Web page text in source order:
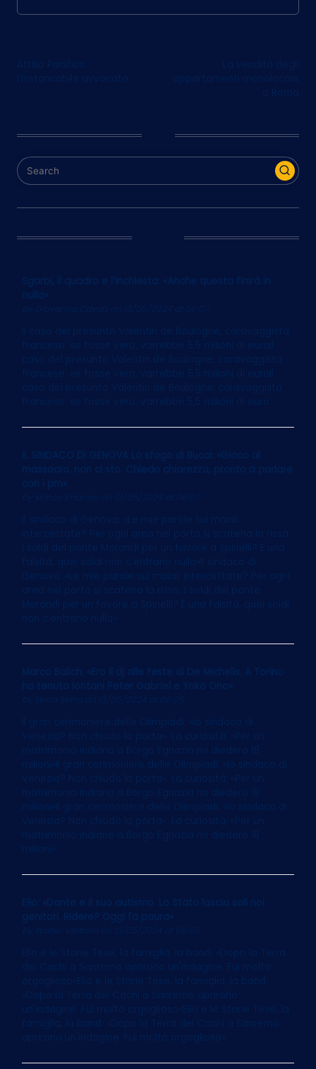
navigation
Attilio Pacifico:
l’instancabile avvocato
La vendita degli
appartamenti monolocale
a Roma
Cerca
Sgarbi, il quadro e l’inchiesta: «Anche questa finirà in
nulla»
on 13/05/2024 at 06:07
Il caso del presunto Valentin de Boulogne, caravaggista
francese: se fosse vero, varrebbe 5,5 milioni di euroIl
caso del presunto Valentin de Boulogne, caravaggista
francese: se fosse vero, varrebbe 5,5 milioni di euroIl
caso del presunto Valentin de Boulogne, caravaggista
francese: se fosse vero, varrebbe 5,5 milioni di euro
IL SINDACO DI GENOVA Lo sfogo di Bucci: «Gioco al
massacro, non ci sto. Chiedo chiarezza, pronto a parlare
con i pm»
Marco Imarisio on 13/05/2024 at 06:07
Il sindaco di Genova: «Le mie parole sui maiali
intercettate? Per ogni area nel porto si scatena la rissa.
I soldi del ponte Morandi per un favore a Spinelli? È una
falsità, quei soldi non c’entrano nulla»Il sindaco di
Genova: «Le mie parole sui maiali intercettate? Per ogni
area nel porto si scatena la rissa. I soldi del ponte
Morandi per un favore a Spinelli? È una falsità, quei soldi
non c’entrano nulla»
Marco Balich: «Ero il dj alle feste di De Michelis. A Torino
ho tenuto lontani Peter Gabriel e Yoko Ono»
on 13/05/2024 at 06:05
Il gran cerimoniere delle Olimpiadi: «Io sindaco di
Venezia? Non chiudo la porta». La curiosità: «Per un
matrimonio indiano a Borgo Egnazia mi diedero 18
milioni»Il gran cerimoniere delle Olimpiadi: «Io sindaco di
Venezia? Non chiudo la porta». La curiosità: «Per un
matrimonio indiano a Borgo Egnazia mi diedero 18
milioni»Il gran cerimoniere delle Olimpiadi: «Io sindaco di
Venezia? Non chiudo la porta». La curiosità: «Per un
matrimonio indiano a Borgo Egnazia mi diedero 18
Elio: «Dante e il suo autismo. Lo Stato lascia soli noi
genitori. Ridere? Oggi fa paura»
Walter Veltroni on 13/05/2024 at 06:03
Elio e le Storie Tese, la famiglia, la band. «Dopo la Terra
dei Cachi a Sanremo aprirono un'indagine. Fui molto
orgoglioso»Elio e le Storie Tese, la famiglia, la band.
«Dopo la Terra dei Cachi a Sanremo aprirono
un'indagine. Fui molto orgoglioso»Elio e le Storie Tese, la
famiglia, la band. «Dopo la Terra dei Cachi a Sanremo
aprirono un'indagine. Fui molto orgoglioso»